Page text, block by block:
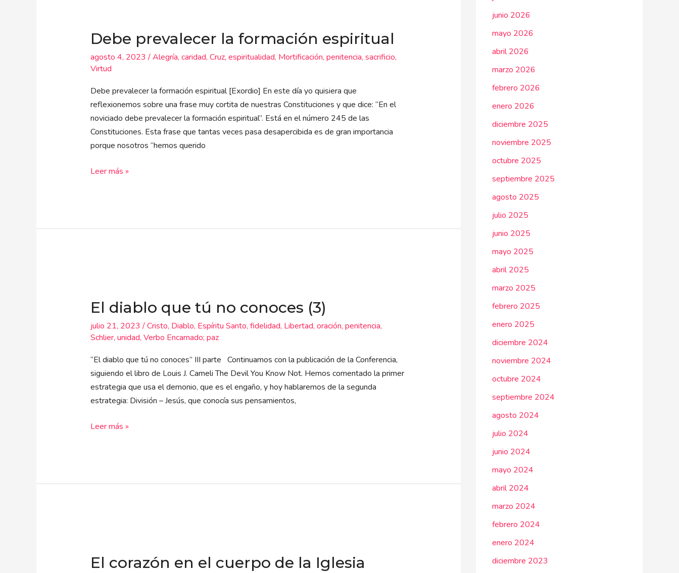
Debe prevalecer la formación espiritual
agosto 4, 2023/Alegría, caridad, Cruz, espiritualidad, Mortificación, penitencia, sacrificio,
Virtud
Debe prevalecer la formación espiritual [Exordio] En este día yo quisiera que
reflexionemos sobre una frase muy cortita de nuestras Constituciones y que dice: “En el
noviciado debe prevalecer la formación espiritual”. Está en el número 245 de las
Constituciones. Esta frase que tantas veces pasa desapercibida es de gran importancia
porque nosotros “hemos querido
la
espiritual
Leer más »
El diablo que tú no conoces (3)
julio 21, 2023/Cristo, Diablo, Espíritu Santo, fidelidad, Libertad, oración, penitencia,
Schlier, unidad, Verbo Encarnado; paz
“El diablo que tú no conoces” III parte Continuamos con la publicación de la Conferencia,
siguiendo el libro de Louis J. Cameli The Devil You Know Not. Hemos comentado la primer
estrategia que usa el demonio, que es el engaño, y hoy hablaremos de la segunda
estrategia: División – Jesús, que conocía sus pensamientos,
que
no
(3)
Leer más »
El corazón en el cuerpo de la Iglesia
en
junio 2026
mayo 2026
abril 2026
marzo 2026
febrero 2026
enero 2026
diciembre 2025
noviembre 2025
octubre 2025
septiembre 2025
agosto 2025
julio 2025
junio 2025
mayo 2025
abril 2025
marzo 2025
febrero 2025
enero 2025
diciembre 2024
noviembre 2024
octubre 2024
septiembre 2024
agosto 2024
julio 2024
junio 2024
mayo 2024
abril 2024
marzo 2024
febrero 2024
enero 2024
diciembre 2023